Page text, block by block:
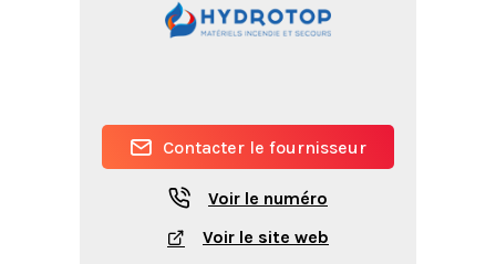
Contacter le fournisseur
Voir le numéro
Voir le site web